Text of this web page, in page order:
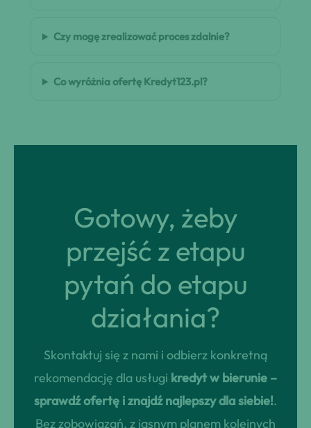
Czy mogę zrealizować proces zdalnie?
Co wyróżnia ofertę Kredyt123.pl?
Gotowy, żeby
przejść z etapu
pytań do etapu
działania?
Skontaktuj się z nami i odbierz konkretną
rekomendację dla usługi kredyt w bierunie –
sprawdź ofertę i znajdź najlepszy dla siebie!.
Bez zobowiązań, z jasnym planem kolejnych